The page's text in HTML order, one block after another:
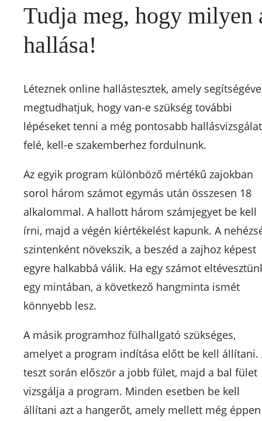
Tudja meg, hogy milyen
hallása!
Léteznek online hallástesztek, amely
megtudhatjuk, hogy van-e szükség további
lépéseket tenni a még pontosabb hallásvizsgálat
felé, kell-e szakemberhez fordulnunk.
Az egyik program különböző mértékű zajokban
sorol három számot egymás után összesen 18
alkalommal. A hallott három számjegyet be kell
írni, majd a végén kiértékelést kapunk. A
szintenként növekszik, a beszéd a zajhoz képest
egyre halkabbá válik. Ha egy számot
egy mintában, a következő hangminta ismét
könnyebb lesz.
A másik programhoz fülhallgató szükséges,
amelyet a program indítása előtt be kell állítani.
teszt során először a jobb fület, majd a bal fület
vizsgálja a program. Minden esetben be kell
állítani azt a hangerőt, amely mellett még éppen